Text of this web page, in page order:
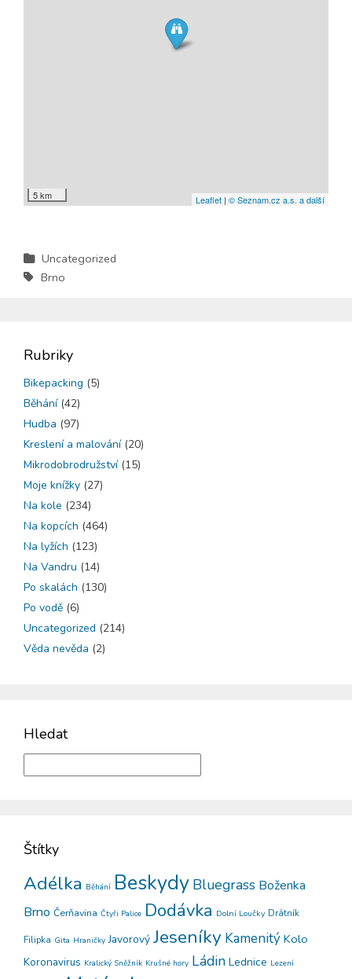
5 km Leaflet | © Seznam.cz a.s. a další
Uncategorized
Brno
Rubriky
Bikepacking (5)
Běhání(42)
Hudba (97)
Kreslení a malování(20)
Mikrodobrodružství(15)
Moje knížky (27)
Na kole (234)
Na kopcích (464)
Na lyžích (123)
Na Vandru (14)
Po skalách (130)
Po vodě (6)
Uncategorized (214)
Věda nevěda (2)
Hledat
Štítky
Adélka Běhání Beskydy Bluegrass Boženka
Brno Čerňavina Čtyři Palice Dodávka Dolní Loučky Drátník
Filipka Gita Hraničky Javorový Jeseníky Kamenitý Kolo
Koronavirus Kralický Sněžník Krušné hory Ládin Lednice Lezení